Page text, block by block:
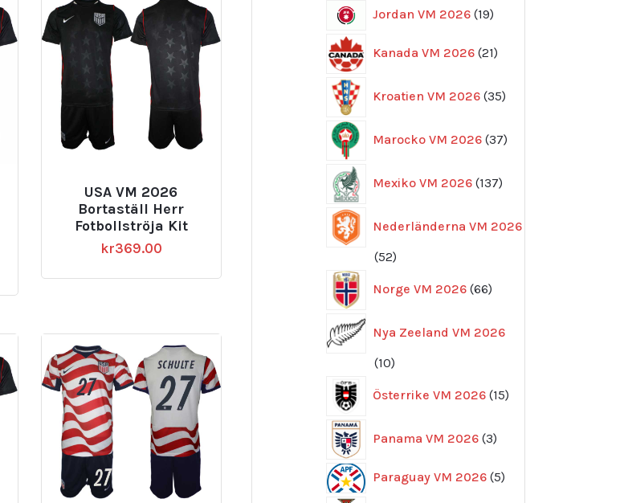
USA VM 2026
Bortaställ Herr
Fotbollströja Kit
kr369.00
Jordan VM 2026 1919
Kanada VM 2026 21
produkter
Kroatien VM 2026 35
produkter
Marocko VM 2026 37
produkter
Mexiko VM 2026 137
produkter
Nederländerna VM 2026
5252
Norge VM 2026 66
produkter
Nya Zeeland VM 2026
1010
Österrike VM 2026 15
produkter
Panama VM 2026 3
produkter
Paraguay VM 2026 55